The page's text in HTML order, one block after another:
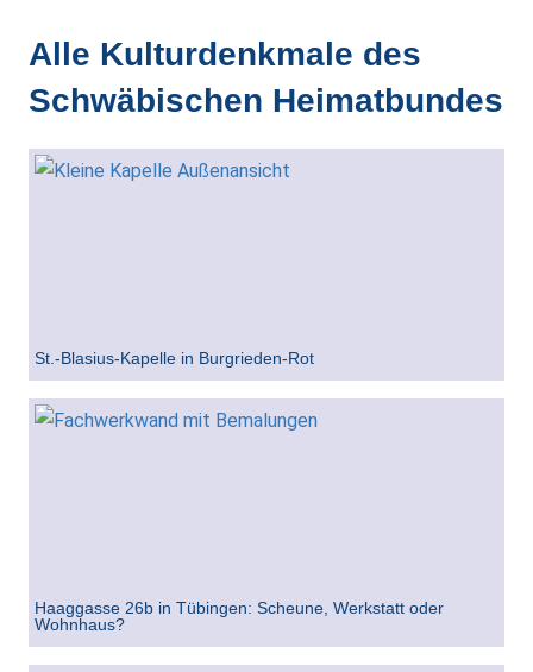
Alle Kulturdenkmale des
Schwäbischen Heimatbundes
St.-Blasius-Kapelle in Burgrieden-Rot
Haaggasse 26b in Tübingen: Scheune, Werkstatt oder
Wohnhaus?